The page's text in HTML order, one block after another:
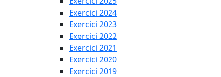
Exercici 2024
Exercici 2023
Exercici 2022
Exercici 2021
Exercici 2020
Exercici 2019